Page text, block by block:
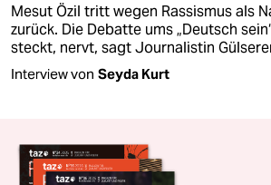
Mesut Özil tritt wegen Rassismus als
zurück. Die Debatte ums „Deutsch
steckt, nervt, sagt Journalistin
Interview von Seyda Kurt